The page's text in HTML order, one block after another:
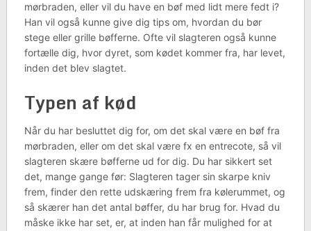
mørbraden, eller vil du have en bøf med lidt mere fedt i?
Han vil også kunne give dig tips om, hvordan du bør
stege eller grille bøfferne. Ofte vil slagteren også kunne
fortælle dig, hvor dyret, som kødet kommer fra, har levet,
inden det blev slagtet.
Typen af kød
Når du har besluttet dig for, om det skal være en bøf fra
mørbraden, eller om det skal være fx en entrecote, så vil
slagteren skære bøfferne ud for dig. Du har sikkert set
det, mange gange før: Slagteren tager sin skarpe kniv
frem, finder den rette udskæring frem fra kølerummet, og
så skærer han det antal bøffer, du har brug for. Hvad du
måske ikke har set, er, at inden han får mulighed for at